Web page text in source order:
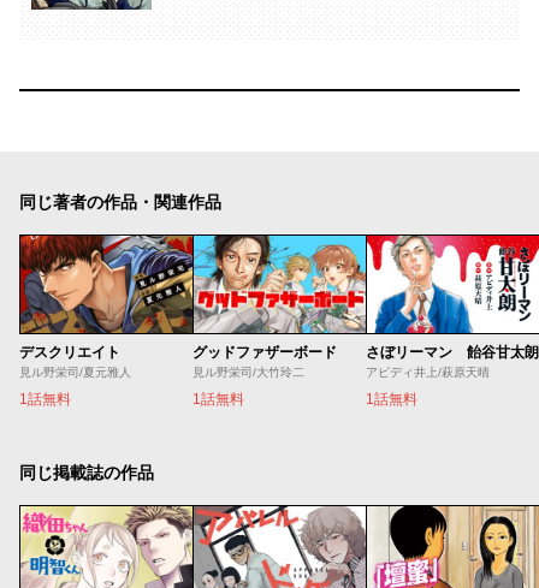
同じ著者の作品・関連作品
デスクリエイト
見ル野栄司/夏元雅人
1話無料
グッドファザーボード
見ル野栄司/大竹玲二
1話無料
さぼリーマン 飴谷甘太朗
アビディ井上/萩原天晴
1話無料
同じ掲載誌の作品